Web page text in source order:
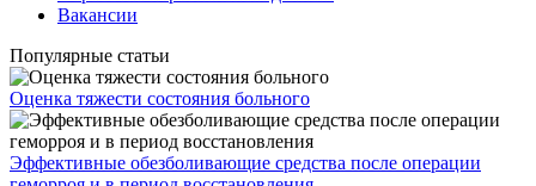
Вакансии
Популярные статьи
Оценка тяжести состояния больного
Эффективные обезболивающие средства после операции